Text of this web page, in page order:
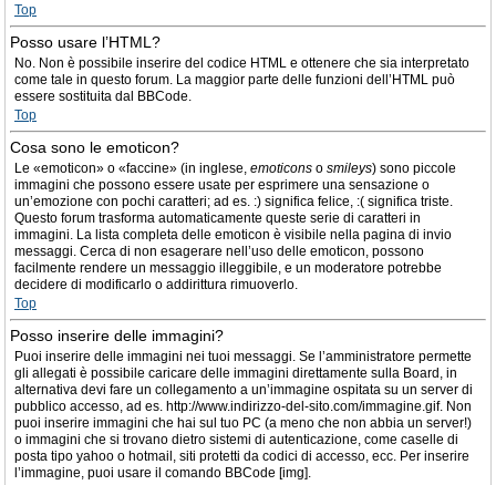
Top
Posso usare l’HTML?
No. Non è possibile inserire del codice HTML e ottenere che sia interpretato
come tale in questo forum. La maggior parte delle funzioni dell’HTML può
essere sostituita dal BBCode.
Top
Cosa sono le emoticon?
Le «emoticon» o «faccine» (in inglese, emoticons o smileys) sono piccole
immagini che possono essere usate per esprimere una sensazione o
un’emozione con pochi caratteri; ad es. :) significa felice, :( significa triste.
Questo forum trasforma automaticamente queste serie di caratteri in
immagini. La lista completa delle emoticon è visibile nella pagina di invio
messaggi. Cerca di non esagerare nell’uso delle emoticon, possono
facilmente rendere un messaggio illeggibile, e un moderatore potrebbe
decidere di modificarlo o addirittura rimuoverlo.
Top
Posso inserire delle immagini?
Puoi inserire delle immagini nei tuoi messaggi. Se l’amministratore permette
gli allegati è possibile caricare delle immagini direttamente sulla Board, in
alternativa devi fare un collegamento a un’immagine ospitata su un server di
pubblico accesso, ad es. http://www.indirizzo-del-sito.com/immagine.gif. Non
puoi inserire immagini che hai sul tuo PC (a meno che non abbia un server!)
o immagini che si trovano dietro sistemi di autenticazione, come caselle di
posta tipo yahoo o hotmail, siti protetti da codici di accesso, ecc. Per inserire
l’immagine, puoi usare il comando BBCode [img].